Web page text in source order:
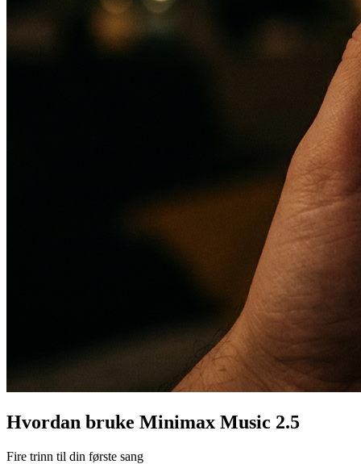
Hvordan bruke Minimax Music 2.5
Fire trinn til din første sang